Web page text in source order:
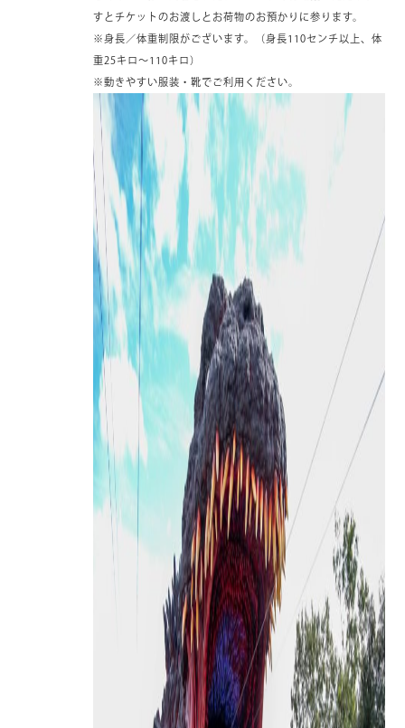
すとチケットのお渡しとお荷物のお預かりに参ります。
※身長／体重制限がございます。（身長110センチ以上、体
重25キロ～110キロ）
※動きやすい服装・靴でご利用ください。